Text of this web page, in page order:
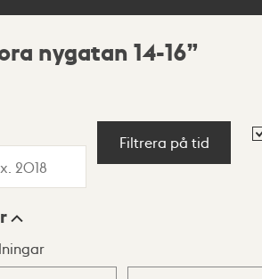
nygatan 14-16
Filtrera på tid